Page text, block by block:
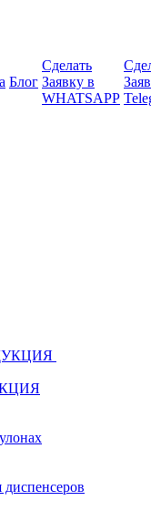
Блог
Сделать
Заявку в
WHATSAPP